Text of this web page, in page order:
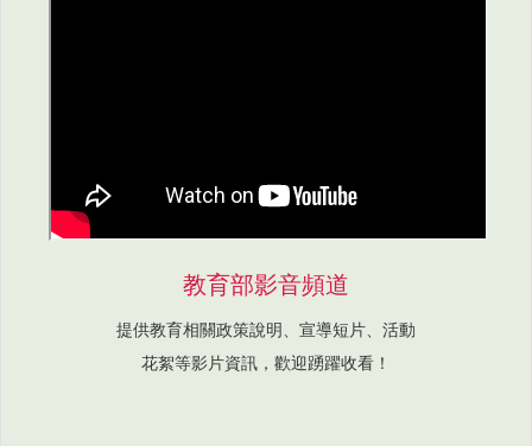
教育部影音頻道
提供教育相關政策說明、宣導短片、活動
花絮等影片資訊，歡迎踴躍收看！